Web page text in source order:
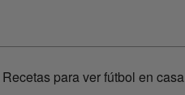
Recetas para ver fútbol en casa